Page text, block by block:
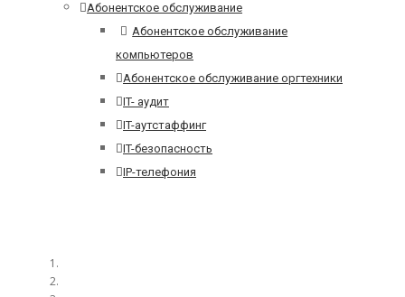
Абонентское обслуживание
Абонентское обслуживание
компьютеров
Абонентское обслуживание оргтехники
IT- аудит
IT-аутстаффинг
IT-безопасность
IP-телефония